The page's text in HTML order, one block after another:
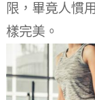
限，畢竟人慣
樣完美。